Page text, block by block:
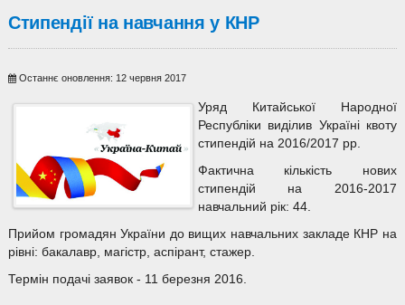
Стипендії на навчання у КНР
Останнє оновлення: 12 червня 2017
Уряд Китайської Народної
Республіки виділив Україні квоту
стипендій на 2016/2017 pp.
Фактична кількість нових
стипендій на 2016-2017
навчальний рік: 44.
Прийом громадян України до вищих навчальних закладе КНР на
рівні: бакалавр, магістр, аспірант, стажер.
Термін подачі заявок - 11 березня 2016.